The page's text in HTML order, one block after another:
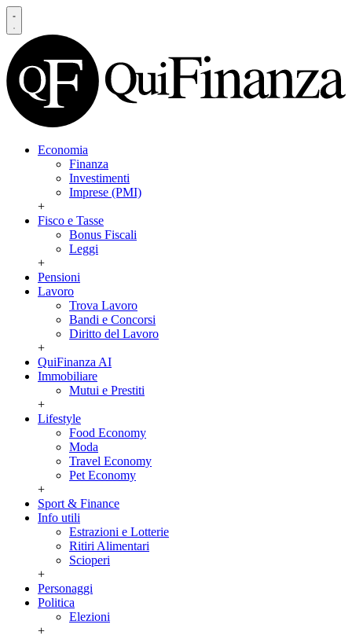
Economia
Finanza
Investimenti
Imprese (PMI)
+
Fisco e Tasse
Bonus Fiscali
Leggi
+
Pensioni
Lavoro
Trova Lavoro
Bandi e Concorsi
Diritto del Lavoro
+
QuiFinanza AI
Immobiliare
Mutui e Prestiti
+
Lifestyle
Food Economy
Moda
Travel Economy
Pet Economy
+
Sport & Finance
Info utili
Estrazioni e Lotterie
Ritiri Alimentari
Scioperi
+
Personaggi
Politica
Elezioni
+